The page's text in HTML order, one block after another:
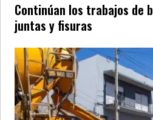
Continúan los trabajos de
juntas y fisuras